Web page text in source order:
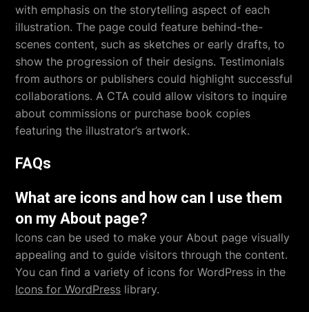
with emphasis on the storytelling aspect of each
illustration. The page could feature behind-the-
scenes content, such as sketches or early drafts, to
show the progression of their designs. Testimonials
from authors or publishers could highlight successful
collaborations. A CTA could allow visitors to inquire
about commissions or purchase book copies
featuring the illustrator’s artwork.
FAQs
What are icons and how can I use them
on my About page?
Icons can be used to make your About page visually
appealing and to guide visitors through the content.
You can find a variety of icons for WordPress in the
Icons for WordPress library.